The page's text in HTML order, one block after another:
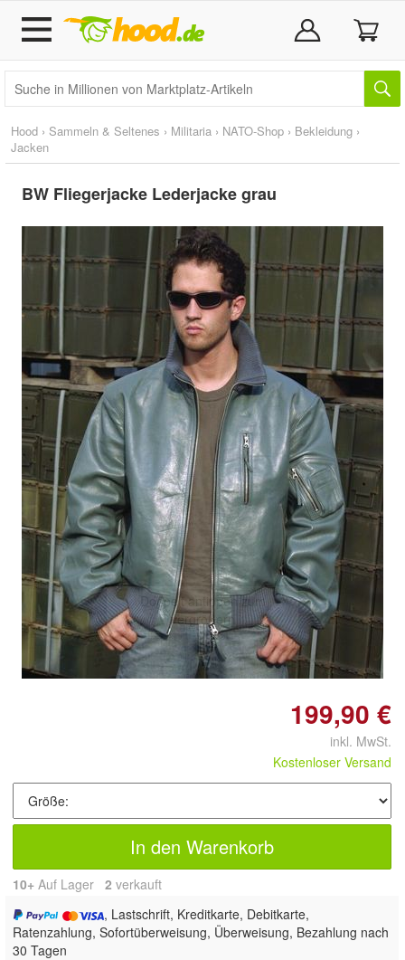
Hood › Sammeln & Seltenes › Militaria › NATO-Shop › Bekleidung ›
Jacken
BW Fliegerjacke Lederjacke grau
Doppelt antippen zum
vergrößern
199,90 €
inkl. MwSt.
Kostenloser Versand
In den Warenkorb
10+ Auf Lager 2 verkauft
, Lastschrift, Kreditkarte, Debitkarte,
Ratenzahlung, Sofortüberweisung, Überweisung, Bezahlung nach
30 Tagen